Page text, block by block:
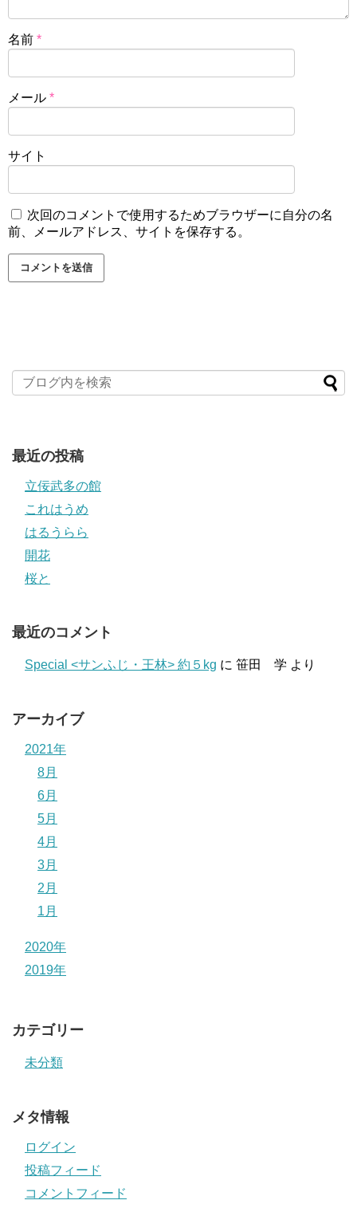
名前 *
メール *
サイト
次回のコメントで使用するためブラウザーに自分の名
前、メールアドレス、サイトを保存する。
最近の投稿
立佞武多の館
これはうめ
はるうらら
開花
桜と
最近のコメント
Special <サンふじ・王林> 約５kg に 笹田 学 より
アーカイブ
2021年
8月
6月
5月
4月
3月
2月
1月
2020年
2019年
カテゴリー
未分類
メタ情報
ログイン
投稿フィード
コメントフィード